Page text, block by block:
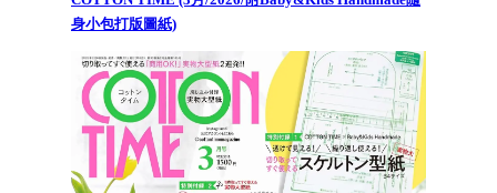
身小包打版圖紙)